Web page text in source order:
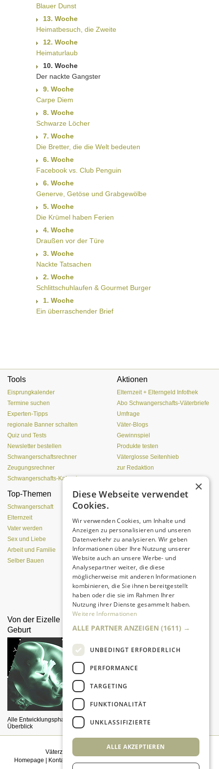
Blauer Dunst
13. Woche
Heimatbesuch, die Zweite
12. Woche
Heimaturlaub
10. Woche
Der nackte Gangster
9. Woche
Carpe Diem
8. Woche
Schwarze Löcher
7. Woche
Die Bretter, die die Welt bedeuten
6. Woche
Facebook vs. Club Penguin
6. Woche
Generve, Getöse und Grabgewölbe
5. Woche
Die Krümel haben Ferien
4. Woche
Draußen vor der Türe
3. Woche
Nackte Tatsachen
2. Woche
Schlittschuhlaufen & Gourmet Burger
1. Woche
Ein überraschender Brief
Tools
Eisprungkalender
Termine suchen
Experten-Tipps
regionale Banner schalten
Quiz und Tests
Newsletter bestellen
Schwangerschaftsrechner
Zeugungsrechner
Schwangerschafts-Kalender
Aktionen
Elternzeit + Elterngeld Infothek
Abo Schwangerschafts-Väterbriefe
Umfrage
Väter-Blogs
Gewinnspiel
Produkte testen
Väterglosse Seitenhieb
zur Redaktion
Top-Themen
Schwangerschaft
Elternzeit
Vater werden
Sex und Liebe
Arbeit und Familie
Selber Bauen
Einen Lehmofen
Da sind Kinder mit Begeisterung
dabei.
Von der Eizelle bis zur
Geburt
Alle Entwicklungsphasen im
Überblick
behaupten.
Väterzeit weiterempfehlen
Homepage
Kontakt
×
Diese Webseite verwendet
Cookies.
Wir verwenden Cookies, um Inhalte und
Anzeigen zu personalisieren und unseren
Datenverkehr zu analysieren. Wir geben
Informationen über Ihre Nutzung unserer
Website auch an unsere Werbe- und
Analysepartner weiter, die diese
möglicherweise mit anderen Informationen
kombinieren, die Sie ihnen bereitgestellt
haben oder die sie im Rahmen Ihrer
Nutzung ihrer Dienste gesammelt haben.
Weitere Informationen
ALLE PARTNER ANZEIGEN (1611) →
UNBEDINGT ERFORDERLICH
PERFORMANCE
TARGETING
FUNKTIONALITÄT
UNKLASSIFIZIERTE
ALLE AKZEPTIEREN